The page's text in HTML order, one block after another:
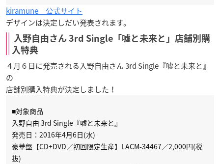
kiramune 公式サイト
デザインは決定しだい発表されます。
入野自由さん 3rd Single「嘘と未来と」店舗別購
入特典
４月６日に発売される入野自由さん 3rd Single『嘘と未来と』
の
店舗別購入特典が決定しました！
■対象商品
入野自由 3rd Single『嘘と未来と』
発売日：2016年4月6日(水)
豪華盤【CD+DVD／初回限定生産】LACM-34467／2,000円(税
抜)